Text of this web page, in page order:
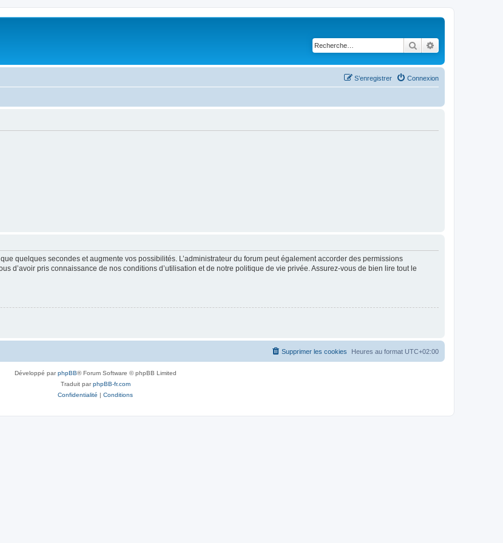
Rechercher
Connexion
S’enregistrer
quelques secondes et augmente vos possibilités. L’administrateur du forum peut également accorder des permissions
d’avoir pris connaissance de nos conditions d’utilisation et de notre politique de vie privée. Assurez-vous de bien lire tout le
Heures au format UTC+02:00
Supprimer les cookies
Développé parphpBB® Forum Software © phpBB Limited
Traduit parphpBB-fr.com
Confidentialité | Conditions